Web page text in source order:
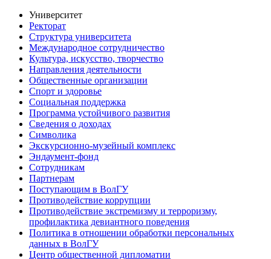
Университет
Ректорат
Структура университета
Международное сотрудничество
Культура, искусство, творчество
Направления деятельности
Общественные организации
Спорт и здоровье
Социальная поддержка
Программа устойчивого развития
Сведения о доходах
Символика
Экскурсионно-музейный комплекс
Эндаумент-фонд
Сотрудникам
Партнерам
Поступающим в ВолГУ
Противодействие коррупции
Противодействие экстремизму и терроризму,
профилактика девиантного поведения
Политика в отношении обработки персональных
данных в ВолГУ
Центр общественной дипломатии